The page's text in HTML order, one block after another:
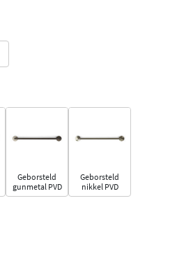
Geborsteld
gunmetal PVD
Geborsteld
nikkel PVD